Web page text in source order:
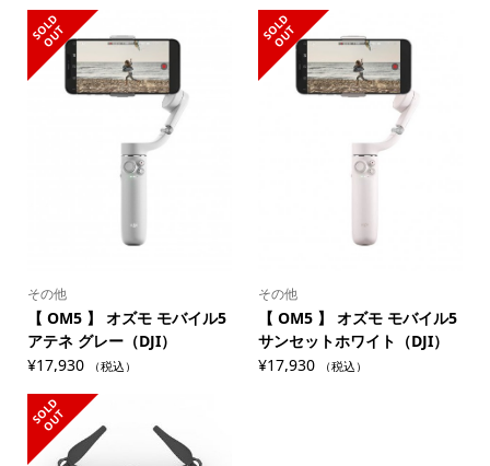
S
O
L
D
O
U
T
その他
【 OM5 】 オズモ モバイル5
アテネ グレー（DJI）
¥17,930 （税込）
S
O
L
D
O
U
T
その他
【 OM5 】 オズモ モバイル5
サンセットホワイト（DJI）
¥17,930 （税込）
S
O
L
D
O
U
T